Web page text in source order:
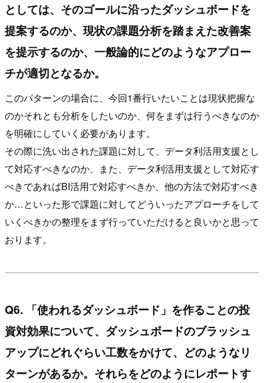
としては、そのゴールに沿ったダッシュボードを
提案するのか、現状の課題分析を踏まえた改善案
を提示するのか、一般論的にどのようなアプロー
チが適切となるか。
このパターンの場合に、今回1番行いたいことは現状把握な
のかそれとも分析をしたいのか、何をまずは行うべきなのか
を明確にしていく必要があります。
その際に洗い出された課題に対して、データ利活用支援とし
て対応すべきなのか、また、データ利活用支援として対応す
べきであればBI活用で対応すべきか、他の方法で対応すべき
か…といった形で課題に対してどういったアプローチをして
いくべきかの整理をまず行っていただけると良いかと思って
おります。
Q6. 「使われるダッシュボード」を作ることの投
資対効果について、ダッシュボードのブラッシュ
アップにどれぐらい工数をかけて、どのようなリ
ターンがあるか。それらをどのようにレポートす